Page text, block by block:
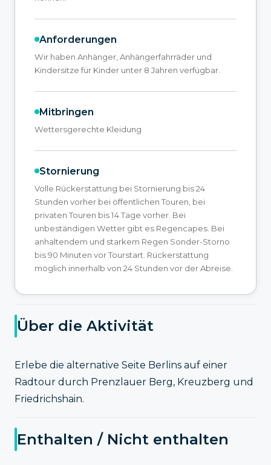
Anforderungen
Wir haben Anhänger, Anhängerfahrräder und
Kindersitze für Kinder unter 8 Jahren verfügbar.
Mitbringen
Wettersgerechte Kleidung
Stornierung
Volle Rückerstattung bei Stornierung bis 24
Stunden vorher bei öffentlichen Touren, bei
privaten Touren bis 14 Tage vorher. Bei
unbeständigen Wetter gibt es Regencapes. Bei
anhaltendem und starkem Regen Sonder-Storno
bis 90 Minuten vor Tourstart. Rückerstattung
möglich innerhalb von 24 Stunden vor der Abreise.
Über die Aktivität
Erlebe die alternative Seite Berlins auf einer
Radtour durch Prenzlauer Berg, Kreuzberg und
Friedrichshain.
Enthalten / Nicht enthalten